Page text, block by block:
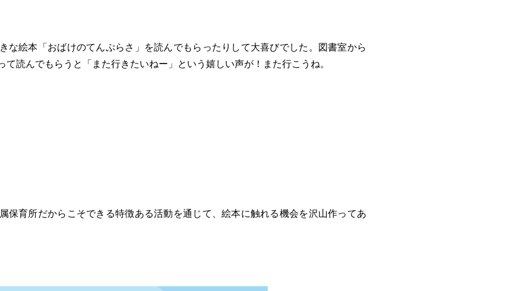
な絵本「おばけのてんぷらさ」を読んでもらったりして大喜びでした。図書室から
て読んでもらうと「また行きたいねー」という嬉しい声が！また行こうね。
保育所だからこそできる特徴ある活動を通じて、絵本に触れる機会を沢山作ってあ